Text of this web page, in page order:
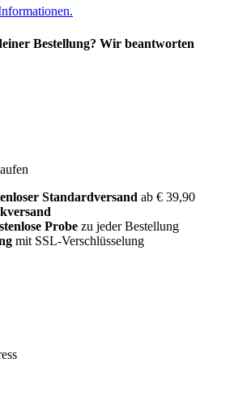
Bestellung? Wir beantworten
Standardversand ab € 39,90
Probe zu jeder Bestellung
mit SSL-Verschlüsselung